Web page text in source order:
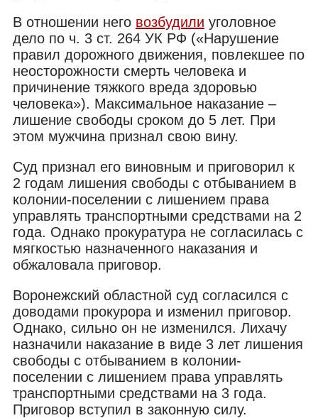
В отношении него возбудили уголовное
дело по ч. 3 ст. 264 УК РФ («Нарушение
правил дорожного движения, повлекшее по
неосторожности смерть человека и
причинение тяжкого вреда здоровью
человека»). Максимальное наказание –
лишение свободы сроком до 5 лет. При
этом мужчина признал свою вину.
Суд признал его виновным и приговорил к
2 годам лишения свободы с отбыванием в
колонии-поселении с лишением права
управлять транспортными средствами на 2
года. Однако прокуратура не согласилась с
мягкостью назначенного наказания и
обжаловала приговор.
Воронежский областной суд согласился с
доводами прокурора и изменил приговор.
Однако, сильно он не изменился. Лихачу
назначили наказание в виде 3 лет лишения
свободы с отбыванием в колонии-
поселении с лишением права управлять
транспортными средствами на 3 года.
Приговор вступил в законную силу.